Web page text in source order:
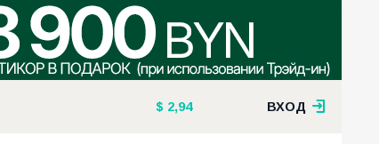
2,94 ВХОД